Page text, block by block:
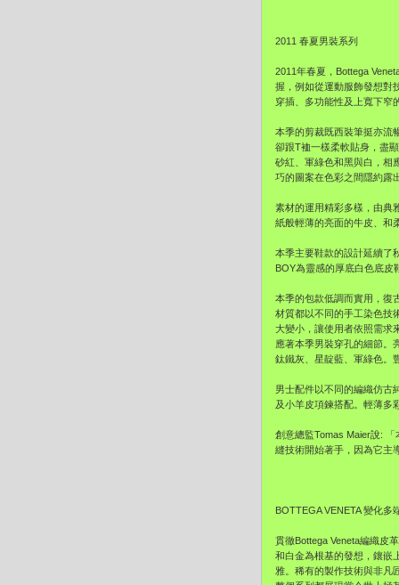
2011 春夏男裝系列
2011年春夏，Bottega
握，例如從運動服飾發想對
穿插、多功能性及上寬下窄
本季的剪裁既西裝筆挺亦流
卻跟T裇一樣柔軟貼身，盡
砂紅、軍綠色和黑與白，相
巧的圖案在色彩之間隱約露
素材的運用精彩多樣，由典
紙般輕薄的亮面的牛皮、和
本季主要鞋款的設計延續了
BOY為靈感的厚底白色底皮
本季的包款低調而實用，復
材質都以不同的手工染色技
大變小，讓使用者依照需求
應著本季男裝穿孔的細節。
鈦鐵灰、星靛藍、軍綠色。
男士配件以不同的編織仿古
及小羊皮項鍊搭配。輕薄多
創意總監Tomas Maier說:
縫技術開始著手，因為它主
BOTTEGA VENETA 變化多
貫徹Bottega Veneta編織皮
和白金為根基的發想，鑲嵌
雅。稀有的製作技術與非凡